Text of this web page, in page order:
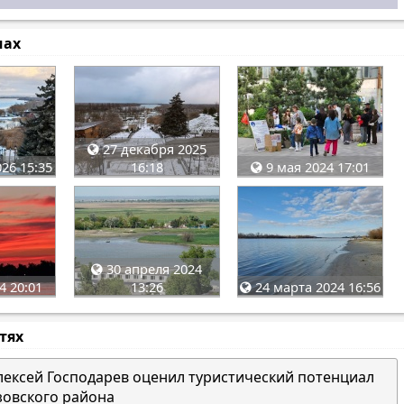
15:35
27 декабря 2025
16:18
9 мая 2024 17:01
20:01
30 апреля 2024
13:26
24 марта 2024 16:56
Господарев оценил туристический потенциал
района